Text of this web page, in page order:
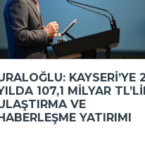
KAYSERI’YE
107,1 MILYAR
VE
YATIRIMI